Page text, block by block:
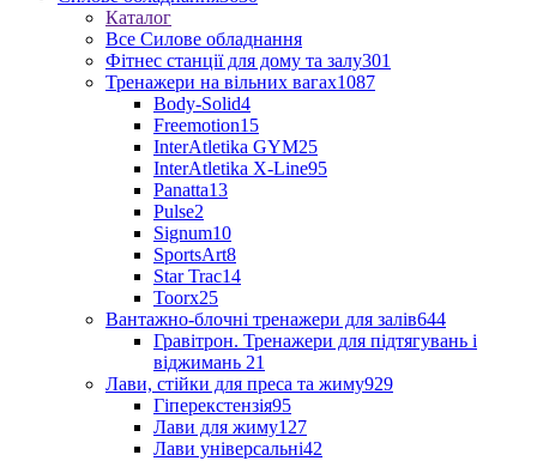
Каталог
Все Силове обладнання
Фітнес станції для дому та залу301
Тренажери на вільних вагах1087
Body-Solid4
Freemotion15
InterAtletika GYM25
InterAtletika X-Line95
Panatta13
Pulse2
Signum10
SportsArt8
Star Trac14
Toorx25
Вантажно-блочні тренажери для залів644
Гравітрон. Тренажери для підтягувань і
віджимань 21
Лави, стійки для преса та жиму929
Гіперекстензія95
Лави для жиму127
Лави універсальні42